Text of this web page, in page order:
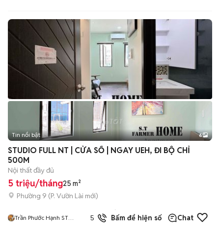
+2
Tin nổi bật 6
STUDIO FULL NT | CỬA SỔ | NGAY UEH, ĐI BỘ CHỈ
500M
Nội thất đầy đủ
5 triệu/tháng25 m²
Phường 9 (P. Vườn Lài mới)
Trần Phước Hạnh ST
5.0
đã
bán
Bấm để hiện số Chat